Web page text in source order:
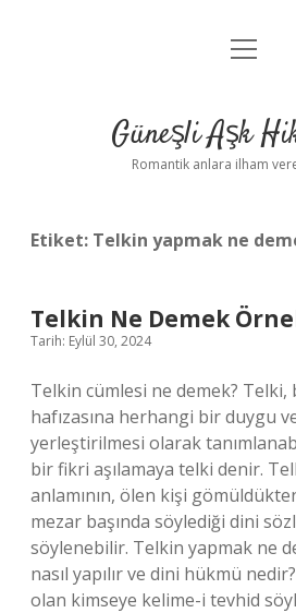
Anasayfa
Yasal Uyarı
menüyü
Güneşli Aşk
Romantik anlara ilham
Etiket: Telkin yapmak ne
Telkin Ne Demek
Tarih: Eylül 30, 2024
Telkin cümlesi ne demek? Telki,
hafızasına herhangi bir duygu
yerleştirilmesi olarak
bir fikri aşılamaya telki denir.
anlamının, ölen kişi
mezar başında söylediği dini
söylenebilir. Telkin yapmak ne
nasıl yapılır ve dini hükmü
olan kimseye kelime-i tevhid